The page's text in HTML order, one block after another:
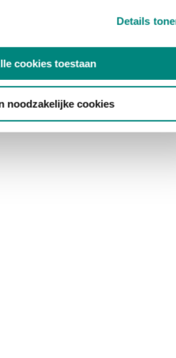
Details
cookies toestaan
noodzakelijke cookies